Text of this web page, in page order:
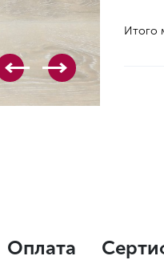
Итого
Оплата